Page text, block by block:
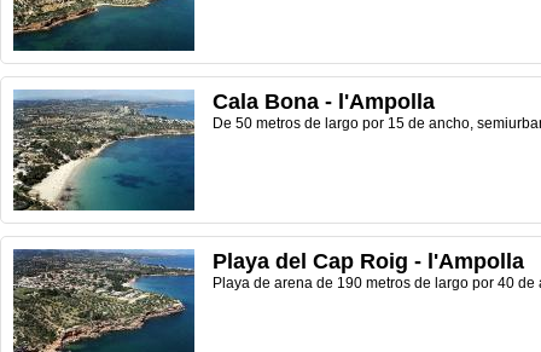
Cala Bona - l'Ampolla
De 50 metros de largo por 15 de ancho,
Playa del Cap Roig - l'Ampolla
Playa de arena de 190 metros de largo por 40